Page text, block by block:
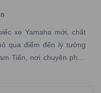
xe Yamaha mới, chất
qua điểm đến lý tưởng
Tiến, nơi chuyên phân